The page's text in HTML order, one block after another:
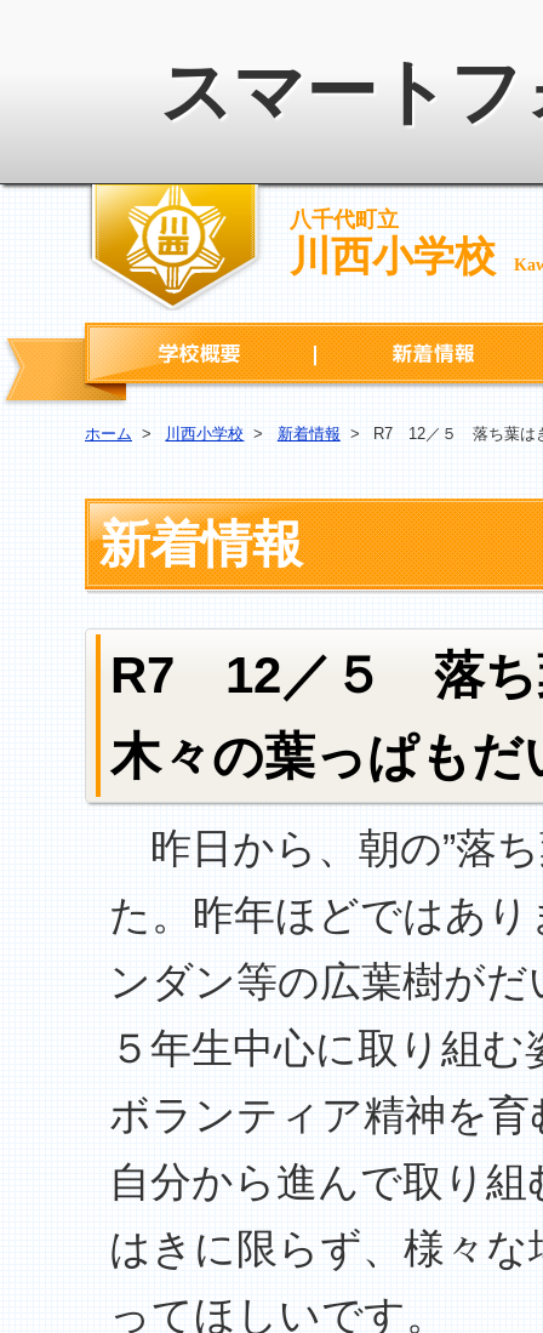
スマート
八千代町立
川西小学校
学校概要
ホーム > 川西小学校 > 新着情報 > R7 12／５ 落ち葉は
新着情報
R7 12／５ 落ち
木々の葉っぱも
昨日から、朝の”落
た。昨年ほどではあ
ンダン等の広葉樹が
５年生中心に取り組
ボランティア精神を
自分から進んで取り
はきに限らず、様々
ってほしいです。